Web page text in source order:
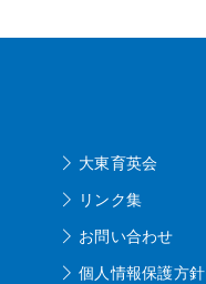
大東育英会
リンク集
お問い合わせ
個人情報保護方針